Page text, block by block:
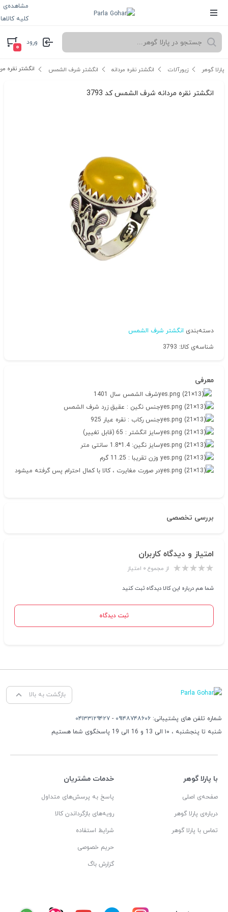
مشاهده‌ی
کلیه کالاها
ورود
۰
پارلا گوهر زیورآلات انگشتر نقره مردانه انگشتر شرف الشمس انگشتر نقره
انگشتر نقره مردانه شرف الشمس کد 3793
دسته‌بندی انگشتر شرف الشمس
شناسه‌ی کالا: 3793
معرفی
شرف الشمس سال 1401
جنس نگین : عقیق زرد شرف الشمس
جنس رکاب : نقره عیار 925
سایز انگشتر : 65 (قابل تغییر)
سایز نگین: 1.4*1.8 سانتی متر
وزن تقریبا : 11.25 گرم
در صورت مغایرت ، کالا با کمال احترام پس گرفته میشود
بررسی تخصصی
امتیاز و دیدگاه کاربران
از مجموع ۰ امتیاز
شما هم درباره این کالا دیدگاه ثبت کنید
ثبت دیدگاه
بازگشت به بالا
شماره تلفن های پشتیبانی: ۰۹۱۴۸۷۴۸۶۰۶ - ۰۴۱۳۳۱۲۹۴۲۷
شنبه تا پنجشنبه ، ۱۰ الی 13 و 16 الی 19 پاسخگوی شما هستیم
با پارلا گوهر
صفحه‌ی اصلی
درباره‌ی پارلا گوهر
تماس با پارلا گوهر
خدمات مشتریان
پاسخ به پرسش‌های متداول
رویه‌های بازگرداندن کالا
شرایط استفاده
حریم خصوصی
گزارش باگ